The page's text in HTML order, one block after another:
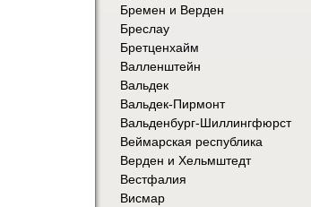
Бремен и Верден
Бреслау
Бретценхайм
Валленштейн
Вальдек
Вальдек-Пирмонт
Вальденбург-Шиллингфюрст
Веймарская республика
Верден и Хельмштедт
Вестфалия
Висмар